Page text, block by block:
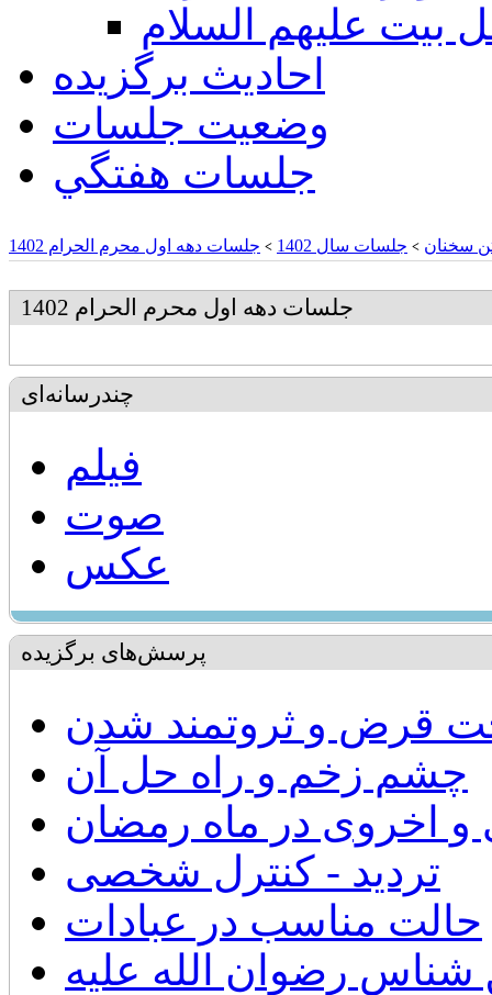
بيت عليهم السلام
احادیث برگزیده
وضعیت جلسات
جلسات هفتگي
سخنان > جلسات سال 1402 > جلسات دهه اول محرم الحرام 1402
جلسات دهه اول محرم الحرام 1402
چندرسانه‌ای
فیلم
صوت
عکس
پرسش‌های برگزیده
قرض و ثروتمند شدن
چشم زخم و راه حل آن
و اخروی در ماه رمضان
تردید - کنترل شخصی
حالت مناسب در عبادات
شناس رضوان الله عليه